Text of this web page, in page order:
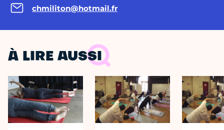
chmiliton@hotmail.fr
À LIRE AUSSI